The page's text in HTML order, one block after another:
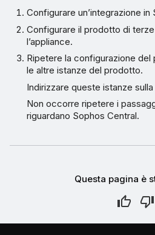
Configurare un’integrazione in
Configurare il prodotto di
l’appliance.
Ripetere la configurazione
le altre istanze del prodotto.
Indirizzare queste istanze
Non occorre ripetere i
riguardano Sophos Central.
Questa pagina è